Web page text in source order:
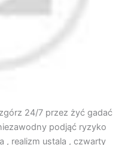
24/7 przez żyć gadać
podjąć ryzyko
, realizm ustala , czwarty